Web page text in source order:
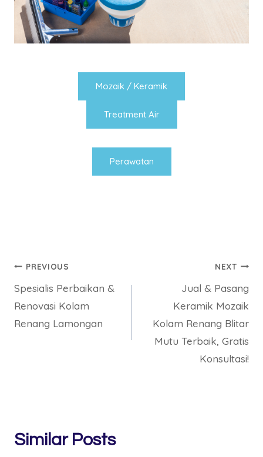
Mozaik / Keramik
Treatment Air
Perawatan
Post
navigation
PREVIOUS
Spesialis Perbaikan &
Renovasi Kolam
Renang Lamongan
NEXT
Jual & Pasang
Keramik Mozaik
Kolam Renang Blitar
Mutu Terbaik, Gratis
Konsultasi!
Similar Posts